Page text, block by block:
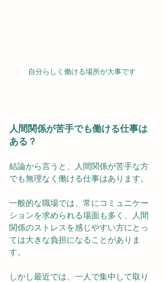
自分らしく働ける場所が大事です
人間関係が苦手でも働ける仕事は
ある？
結論から言うと、人間関係が苦手な方
でも無理なく働ける仕事はあります。
一般的な職場では、常にコミュニケー
ションを求められる場面も多く、人間
関係のストレスを感じやすい方にとっ
ては大きな負担になることがありま
す。
しかし最近では、一人で集中して取り